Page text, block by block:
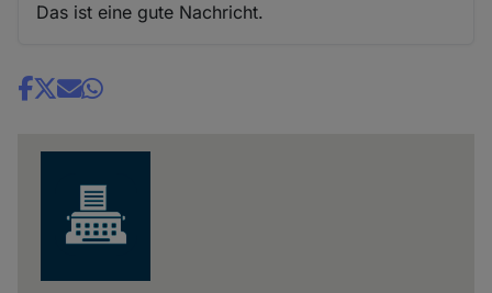
Das ist eine gute Nachricht.
Share